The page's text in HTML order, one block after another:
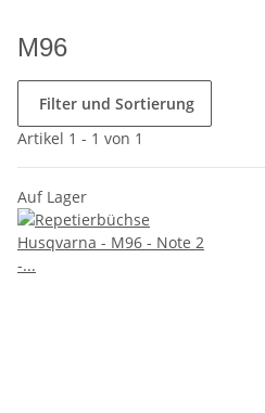
M96
Filter und Sortierung
Artikel 1 - 1 von 1
Auf Lager